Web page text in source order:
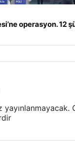
operasyon. 12